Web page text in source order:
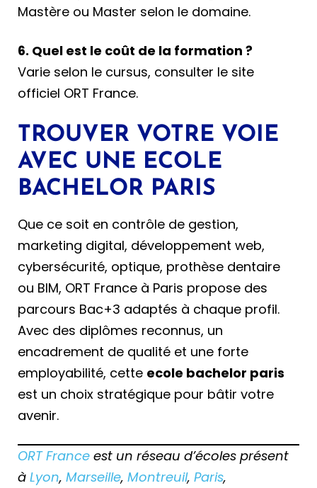
Mastère ou Master selon le domaine.
6. Quel est le coût de la formation ?
Varie selon le cursus, consulter le site
officiel ORT France.
TROUVER VOTRE VOIE
AVEC UNE ECOLE
BACHELOR PARIS
Que ce soit en contrôle de gestion,
marketing digital, développement web,
cybersécurité, optique, prothèse dentaire
ou BIM, ORT France à Paris propose des
parcours Bac+3 adaptés à chaque profil.
Avec des diplômes reconnus, un
encadrement de qualité et une forte
employabilité, cette ecole bachelor paris
est un choix stratégique pour bâtir votre
avenir.
ORT France est un réseau d’écoles présent
à Lyon, Marseille, Montreuil, Paris,